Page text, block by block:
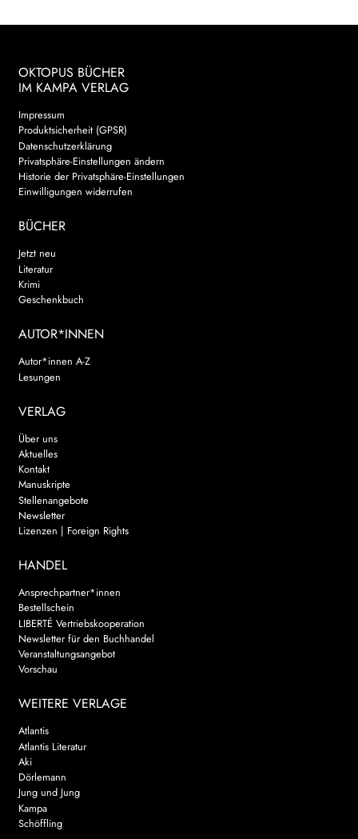
OKTOPUS BÜCHER
IM KAMPA VERLAG
Impressum
Produktsicherheit (GPSR)
Datenschutzerklärung
Privatsphäre-Einstellungen ändern
Historie der Privatsphäre-Einstellungen
Einwilligungen widerrufen
BÜCHER
Jetzt neu
Literatur
Krimi
Geschenkbuch
AUTOR*INNEN
Autor*innen A-Z
Lesungen
VERLAG
Über uns
Aktuelles
Kontakt
Manuskripte
Stellenangebote
Newsletter
Lizenzen | Foreign Rights
HANDEL
Ansprechpartner*innen
Bestellschein
LIBERTÉ Vertriebskooperation
Newsletter für den Buchhandel
Veranstaltungsangebot
Vorschau
WEITERE VERLAGE
Atlantis
Atlantis Literatur
Aki
Dörlemann
Jung und Jung
Kampa
Schöffling